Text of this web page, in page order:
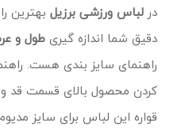
در لباس ورزشی برزیل بهترین
دقیق شما اندازه گیریطول و
راهنمای سایز بندی هست.
کردن محصول بالای قسمت قد و